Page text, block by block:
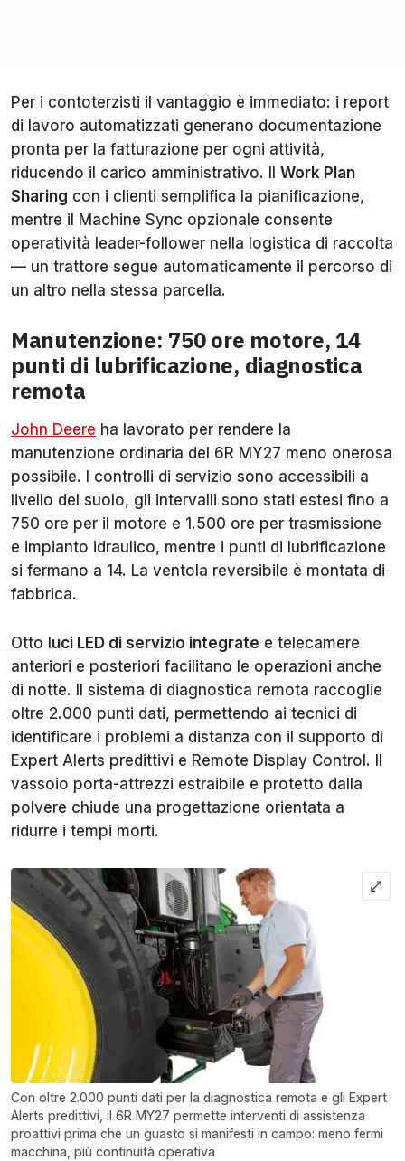
Per i contoterzisti il vantaggio è immediato: i report
di lavoro automatizzati generano documentazione
pronta per la fatturazione per ogni attività,
riducendo il carico amministrativo. Il Work Plan
Sharing con i clienti semplifica la pianificazione,
mentre il Machine Sync opzionale consente
operatività leader-follower nella logistica di raccolta
— un trattore segue automaticamente il percorso di
un altro nella stessa parcella.
Manutenzione: 750 ore motore, 14
punti di lubrificazione, diagnostica
remota
John Deere ha lavorato per rendere la
manutenzione ordinaria del 6R MY27 meno onerosa
possibile. I controlli di servizio sono accessibili a
livello del suolo, gli intervalli sono stati estesi fino a
750 ore per il motore e 1.500 ore per trasmissione
e impianto idraulico, mentre i punti di lubrificazione
si fermano a 14. La ventola reversibile è montata di
fabbrica.
Otto l uci LED di servizio integrate e telecamere
anteriori e posteriori facilitano le operazioni anche
di notte. Il sistema di diagnostica remota raccoglie
oltre 2.000 punti dati, permettendo ai tecnici di
identificare i problemi a distanza con il supporto di
Expert Alerts predittivi e Remote Display Control. Il
vassoio porta-attrezzi estraibile e protetto dalla
polvere chiude una progettazione orientata a
ridurre i tempi morti.
Con oltre 2.000 punti dati per la diagnostica remota e gli Expert
Alerts predittivi, il 6R MY27 permette interventi di assistenza
proattivi prima che un guasto si manifesti in campo: meno fermi
macchina, più continuità operativa